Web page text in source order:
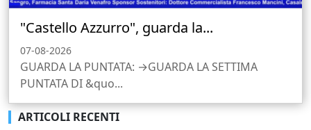
"Castello Azzurro", guarda la...
07-08-2026
GUARDA LA PUNTATA: →GUARDA LA SETTIMA
PUNTATA DI &quo...
ARTICOLI RECENTI